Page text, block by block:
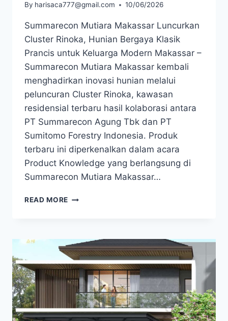
By harisaca777@gmail.com 10/06/2026
Summarecon Mutiara Makassar Luncurkan
Cluster Rinoka, Hunian Bergaya Klasik
Prancis untuk Keluarga Modern Makassar –
Summarecon Mutiara Makassar kembali
menghadirkan inovasi hunian melalui
peluncuran Cluster Rinoka, kawasan
residensial terbaru hasil kolaborasi antara
PT Summarecon Agung Tbk dan PT
Sumitomo Forestry Indonesia. Produk
terbaru ini diperkenalkan dalam acara
Product Knowledge yang berlangsung di
Summarecon Mutiara Makassar…
READ MORE SUMMARECON
CLUSTER
RINOKA